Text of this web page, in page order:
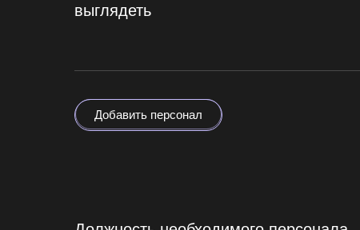
выглядеть
Добавить персонал